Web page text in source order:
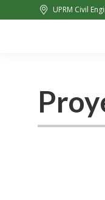
UPRM Civil